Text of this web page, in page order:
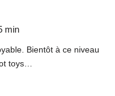
min
Bientôt à ce niveau
toys…